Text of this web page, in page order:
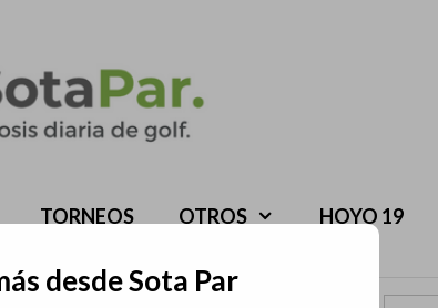
TORNEOS OTROS HOYO 19
desde Sota Par